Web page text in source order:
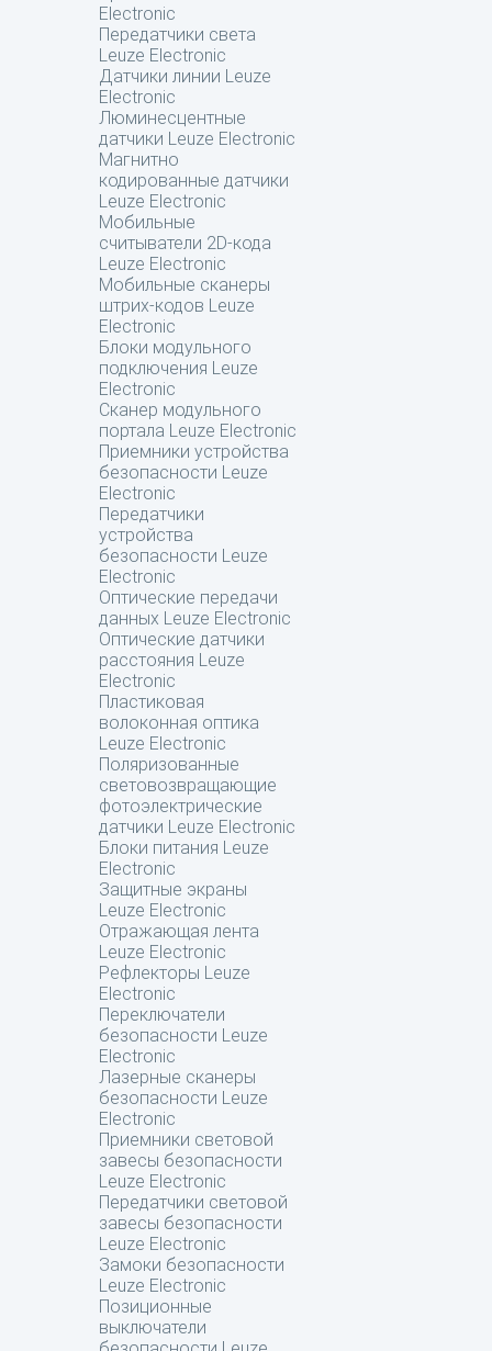
Electronic
Передатчики света
Leuze Electronic
Датчики линии Leuze
Electronic
Люминесцентные
датчики Leuze Electronic
Магнитно
кодированные датчики
Leuze Electronic
Мобильные
считыватели 2D-кода
Leuze Electronic
Мобильные сканеры
штрих-кодов Leuze
Electronic
Блоки модульного
подключения Leuze
Electronic
Сканер модульного
портала Leuze Electronic
Приемники устройства
безопасности Leuze
Electronic
Передатчики
устройства
безопасности Leuze
Electronic
Оптические передачи
данных Leuze Electronic
Оптические датчики
расстояния Leuze
Electronic
Пластиковая
волоконная оптика
Leuze Electronic
Поляризованные
световозвращающие
фотоэлектрические
датчики Leuze Electronic
Блоки питания Leuze
Electronic
Защитные экраны
Leuze Electronic
Отражающая лента
Leuze Electronic
Рефлекторы Leuze
Electronic
Переключатели
безопасности Leuze
Electronic
Лазерные сканеры
безопасности Leuze
Electronic
Приемники световой
завесы безопасности
Leuze Electronic
Передатчики световой
завесы безопасности
Leuze Electronic
Замоки безопасности
Leuze Electronic
Позиционные
выключатели